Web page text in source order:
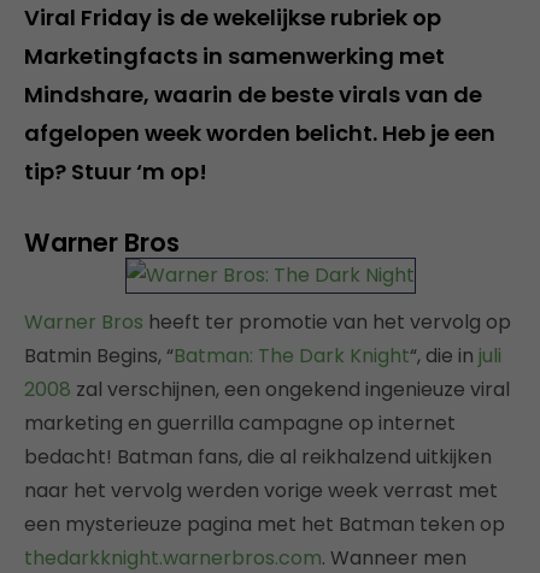
Viral Friday is de wekelijkse rubriek op
Marketingfacts in samenwerking met
Mindshare, waarin de beste virals van de
afgelopen week worden belicht. Heb je een
tip? Stuur ‘m op!
Warner Bros
Warner Bros heeft ter promotie van het vervolg op
Batmin Begins, “Batman: The Dark Knight“, die in juli
2008 zal verschijnen, een ongekend ingenieuze viral
marketing en guerrilla campagne op internet
bedacht! Batman fans, die al reikhalzend uitkijken
naar het vervolg werden vorige week verrast met
een mysterieuze pagina met het Batman teken op
thedarkknight.warnerbros.com. Wanneer men